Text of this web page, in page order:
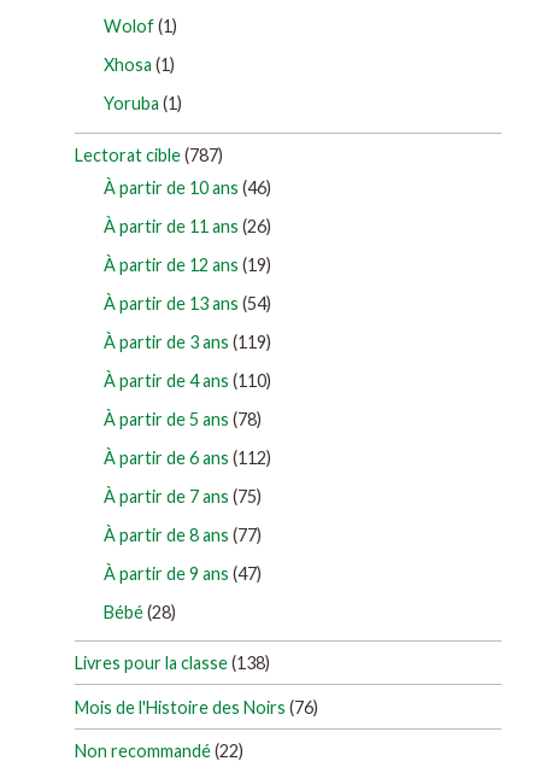
Wolof(1)
Xhosa (1)
Yoruba (1)
Lectorat cible(787)
À partir de 10 ans (46)
À partir de 11 ans (26)
À partir de 12 ans (19)
À partir de 13 ans (54)
À partir de 3 ans (119)
À partir de 4 ans (110)
À partir de 5 ans (78)
À partir de 6 ans (112)
À partir de 7 ans (75)
À partir de 8 ans (77)
À partir de 9 ans (47)
Bébé(28)
Livres pour la classe(138)
Mois de l'Histoire des Noirs (76)
Non recommandé(22)